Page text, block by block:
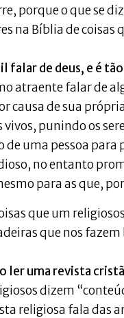
porque o que se
na Bíblia de
falar de deus, e é
atraente falar de
causa de sua
vivos, punindo os
de uma pessoa
no entanto
para as que,
que um
que nos fazem
ler uma revista
dizem
religiosa fala das